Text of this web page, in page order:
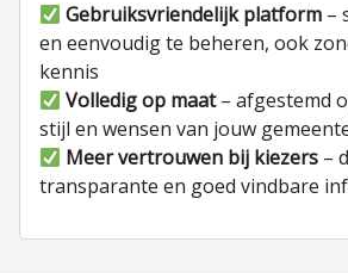
Gebruiksvriendelijk platform –
en eenvoudig te beheren, ook
kennis
Volledig op maat– afgestemd
stijl en wensen van jouw
Meer vertrouwen bij kiezers –
transparante en goed vindbare